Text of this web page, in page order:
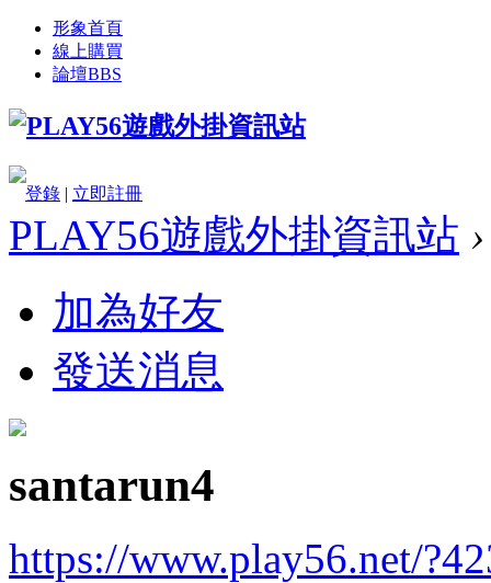
形象首頁
線上購買
論壇BBS
登錄 | 立即註冊
PLAY56遊戲外掛資訊站 ›
加為好友
發送消息
santarun4
https://www.play56.net/